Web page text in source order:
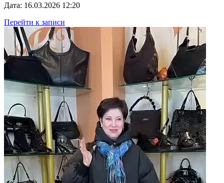
Дата: 16.03.2026 12:20
Перейти к записи